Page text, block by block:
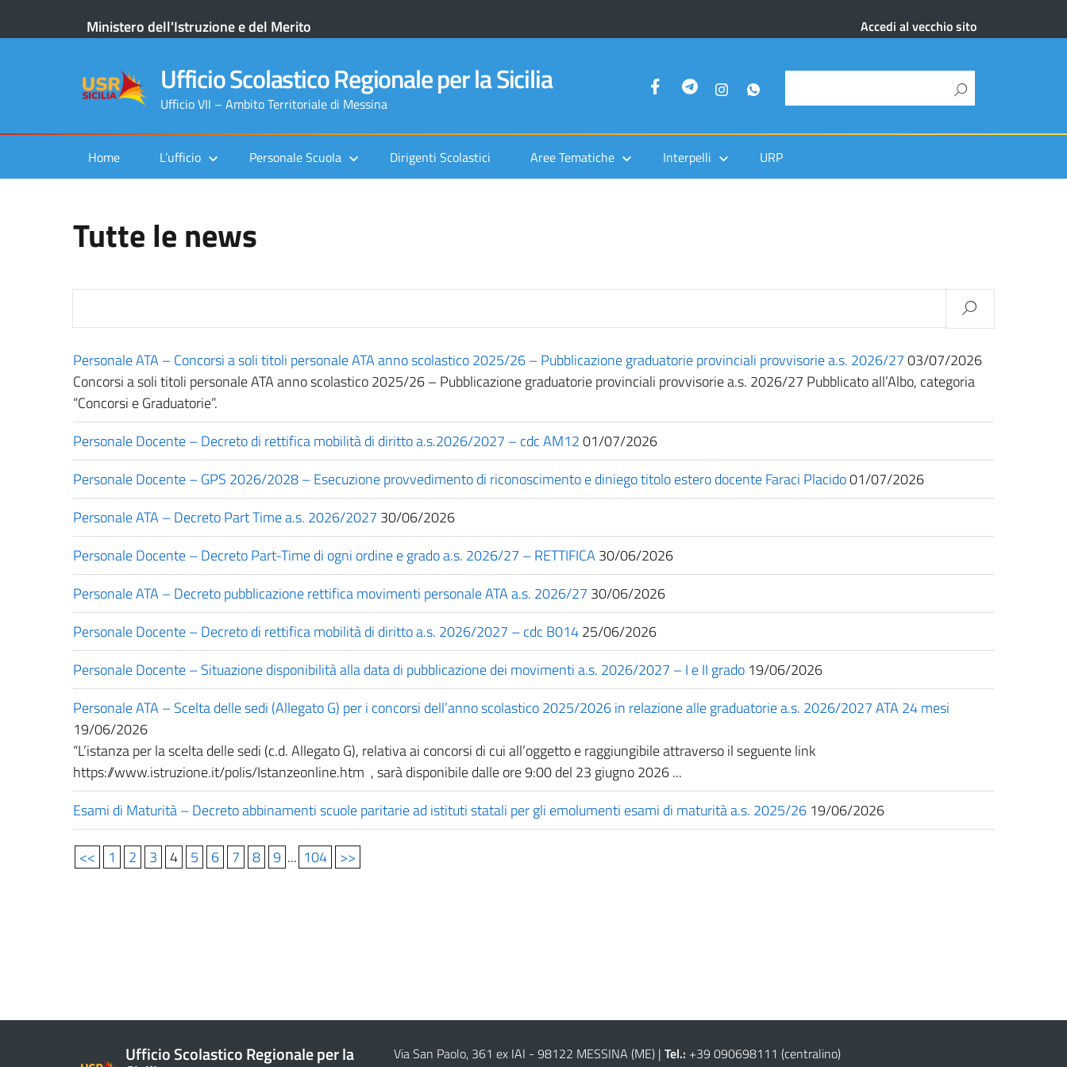
Ministero dell'Istruzione e del Merito Accedi al vecchio sito
Ufficio Scolastico Regionale per la Sicilia
Ufficio VII – Ambito Territoriale di Messina
Home L’ufficio Personale Scuola Dirigenti Scolastici Aree Tematiche Interpelli URP
Tutte le news
Personale ATA – Concorsi a soli titoli personale ATA anno scolastico 2025/26 – Pubblicazione graduatorie provinciali provvisorie a.s. 2026/2703/07/2026
Concorsi a soli titoli personale ATA anno scolastico 2025/26 – Pubblicazione graduatorie provinciali provvisorie a.s. 2026/27 Pubblicato all’Albo, categoria
“Concorsi e Graduatorie”.
Personale Docente – Decreto di rettifica mobilità di diritto a.s.2026/2027 – cdc AM1201/07/2026
Personale Docente – GPS 2026/2028 – Esecuzione provvedimento di riconoscimento e diniego titolo estero docente Faraci Placido01/07/2026
Personale ATA – Decreto Part Time a.s. 2026/2027 30/06/2026
Personale Docente – Decreto Part-Time di ogni ordine e grado a.s. 2026/27 – RETTIFICA30/06/2026
Personale ATA – Decreto pubblicazione rettifica movimenti personale ATA a.s. 2026/27 30/06/2026
Personale Docente – Decreto di rettifica mobilità di diritto a.s. 2026/2027 – cdc B01425/06/2026
Personale Docente – Situazione disponibilità alla data di pubblicazione dei movimenti a.s. 2026/2027 – I e II grado 19/06/2026
Personale ATA – Scelta delle sedi (Allegato G) per i concorsi dell’anno scolastico 2025/2026 in relazione alle graduatorie a.s. 2026/2027 ATA 24 mesi
19/06/2026
“L’istanza per la scelta delle sedi (c.d. Allegato G), relativa ai concorsi di cui all’oggetto e raggiungibile attraverso il seguente link
https://www.istruzione.it/polis/Istanzeonline.htm , sarà disponibile dalle ore 9:00 del 23 giugno 2026 ...
Esami di Maturità – Decreto abbinamenti scuole paritarie ad istituti statali per gli emolumenti esami di maturità a.s. 2025/26 19/06/2026
<< 1 2 3 4 5 6 7 8 9 ... 104 >>
Ufficio Scolastico Regionale per la Via San Paolo, 361 ex IAI - 98122 MESSINA (ME)| Tel.: +39 090698111 (centralino)